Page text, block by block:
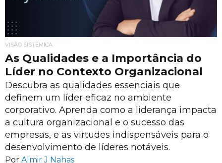
VISÃO SISTÊMICA
As Qualidades e a Importância do
Líder no Contexto Organizacional
Descubra as qualidades essenciais que
definem um líder eficaz no ambiente
corporativo. Aprenda como a liderança impacta
a cultura organizacional e o sucesso das
empresas, e as virtudes indispensáveis para o
desenvolvimento de líderes notáveis.
Por Almir J Nahas